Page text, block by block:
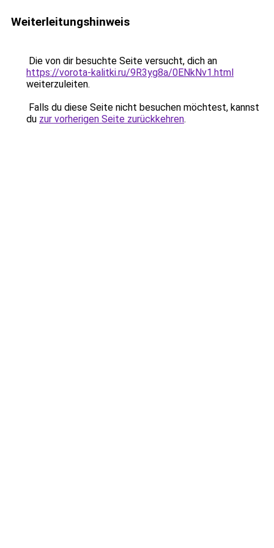
Weiterleitungshinweis
Die von dir besuchte Seite versucht, dich an
https://vorota-kalitki.ru/9R3yg8a/0ENkNv1.html
weiterzuleiten.
Falls du diese Seite nicht besuchen möchtest, kannst
du zur vorherigen Seite zurückkehren.